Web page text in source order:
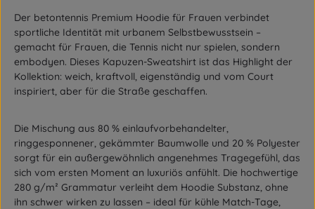
Der betontennis Premium Hoodie für Frauen verbindet
sportliche Identität mit urbanem Selbstbewusstsein –
gemacht für Frauen, die Tennis nicht nur spielen, sondern
embodyen. Dieses Kapuzen-Sweatshirt ist das Highlight der
Kollektion: weich, kraftvoll, eigenständig und vom Court
inspiriert, aber für die Straße geschaffen.
Die Mischung aus 80 % einlaufvorbehandelter,
ringgesponnener, gekämmter Baumwolle und 20 % Polyester
sorgt für ein außergewöhnlich angenehmes Tragegefühl, das
sich vom ersten Moment an luxuriös anfühlt. Die hochwertige
280 g/m² Grammatur verleiht dem Hoodie Substanz, ohne
ihn schwer wirken zu lassen – ideal für kühle Match-Tage,